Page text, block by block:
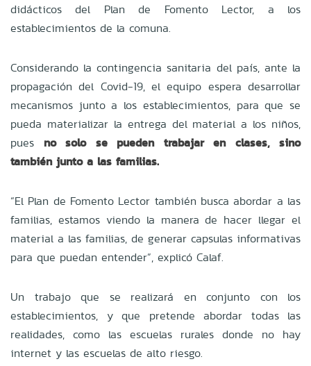
didácticos del Plan de Fomento Lector, a los
establecimientos de la comuna.
Considerando la contingencia sanitaria del país, ante la
propagación del Covid-19, el equipo espera desarrollar
mecanismos junto a los establecimientos, para que se
pueda materializar la entrega del material a los niños,
pues no solo se pueden trabajar en clases, sino
también junto a las familias.
“El Plan de Fomento Lector también busca abordar a las
familias, estamos viendo la manera de hacer llegar el
material a las familias, de generar capsulas informativas
para que puedan entender”, explicó Calaf.
Un trabajo que se realizará en conjunto con los
establecimientos, y que pretende abordar todas las
realidades, como las escuelas rurales donde no hay
internet y las escuelas de alto riesgo.